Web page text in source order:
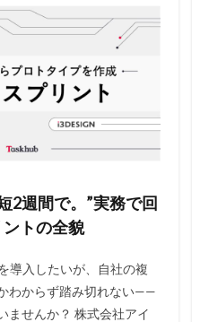
2週間で。”実務で回
トの全貌
導入したいが、自社の複
わからず踏み切れない——
ませんか？ 株式会社アイ